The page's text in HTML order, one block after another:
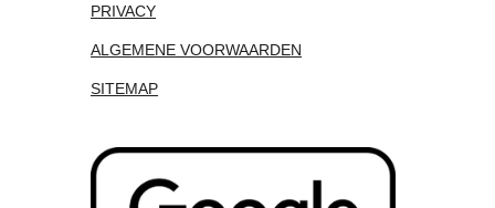
PRIVACY
ALGEMENE VOORWAARDEN
SITEMAP